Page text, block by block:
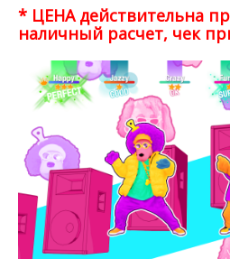
* ЦЕНА действительна
наличный расчет, чек